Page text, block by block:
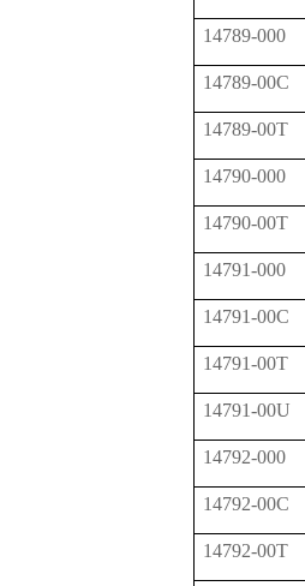
14789-000
14789-00C
14789-00T
14790-000
14790-00T
14791-000
14791-00C
14791-00T
14791-00U
14792-000
14792-00C
14792-00T